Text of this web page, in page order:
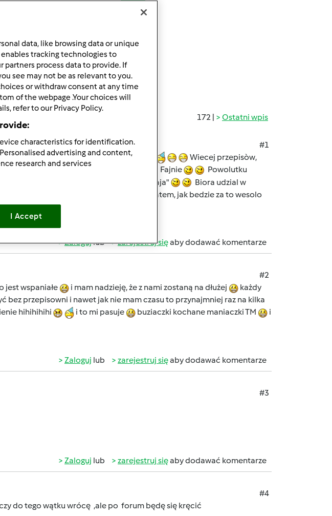
na stronę:
10
172 | Ostatni wpis
#1
o wiele wiecej, niz na poczatku
Wiecej przepisòw,
osòb sie przedstawia, wita
Fajnie
Powolutku
Coraz czesciej nowi uzytkownicy "zostaja"
Biora udzial w
brak czasu, ale wyobrazam sobie latem, jak bedzie za to wesolo
Zalogujlub zarejestruj sięaby dodawać komentarze
#2
jest wspaniałe i mam nadzieję, że z nami zostaną na dłużej
każdy
bez przepisowni i nawet jak nie mam czasu to przynajmniej raz na kilka
hihihihihi i to mi pasuje buziaczki kochane maniaczki TM
i
Zaloguj lub zarejestruj sięaby dodawać komentarze
#3
Zaloguj lub zarejestruj sięaby dodawać komentarze
#4
do tego wątku wrócę ,ale po forum będę się kręcić
data, like browsing data or unique
tracking technologies to
partners process data to provide. If
see may not be as relevant to you.
or withdraw consent at any time
of the webpage .Your choices will
refer to our Privacy Policy.
characteristics for identification.
advertising and content,
research and services
I Accept